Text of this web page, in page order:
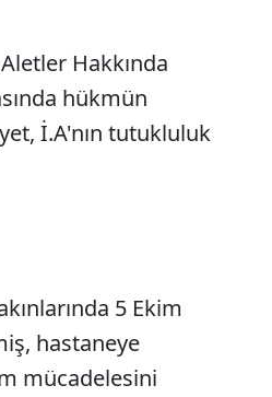
Hakkında
hükmün
İ.A'nın tutukluluk
5 Ekim
hastaneye
mücadelesini